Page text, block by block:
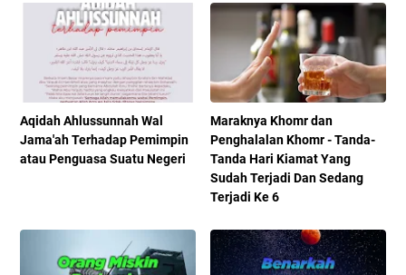
Aqidah Ahlussunnah Wal
Jama'ah Terhadap Pemimpin
atau Penguasa Suatu Negeri
Maraknya Khomr dan
Penghalalan Khomr - Tanda-
Tanda Hari Kiamat Yang
Sudah Terjadi Dan Sedang
Terjadi Ke 6